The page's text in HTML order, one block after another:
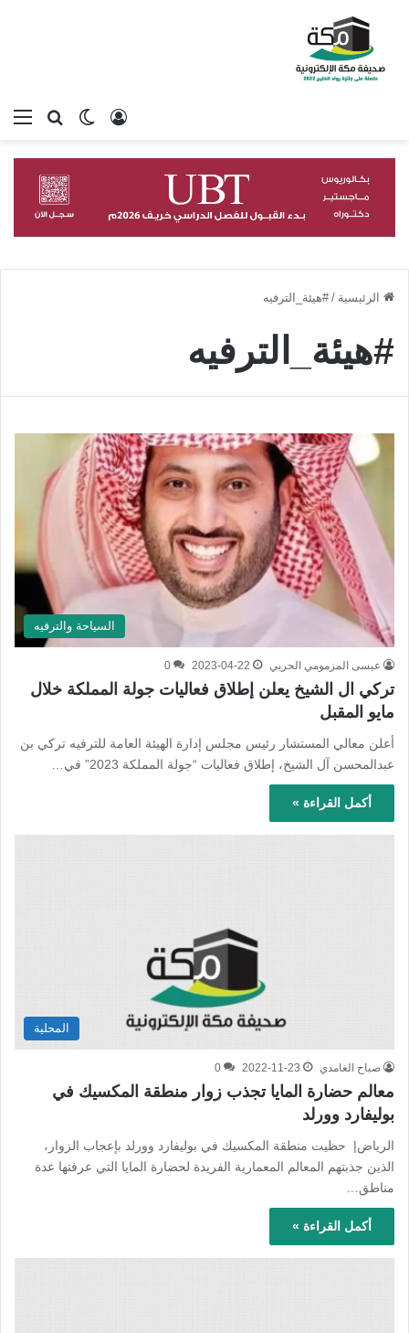
بحثالوضع
تسجيل الدخول
الرئيسية / #هيئة_الترفيه
#هيئة_الترفيه
السياحة والترفيه
عيسى المزمومي الحربي 2023-04-22
0
تركي ال الشيخ يعلن إطلاق فعاليات جولة المملكة خلال
مايو المقبل
أعلن معالي المستشار رئيس مجلس إدارة الهيئة العامة للترفيه تركي بن
عبدالمحسن آل الشيخ، إطلاق فعاليات “جولة المملكة 2023” في…
أكمل القراءة »
المحلية
صباح الغامدي 2022-11-23
0
معالم حضارة المايا تجذب زوار منطقة المكسيك في
بوليفارد وورلد
الرياض| حظيت منطقة المكسيك في بوليفارد وورلد بإعجاب الزوار،
الذين جذبتهم المعالم المعمارية الفريدة لحضارة المايا التي عرفتها عدة
مناطق…
أكمل القراءة »